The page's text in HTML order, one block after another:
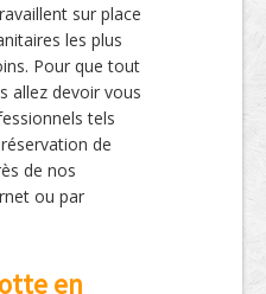
sur place
les plus
Pour que tout
allez devoir vous
tels
de
de nos
ou par
en